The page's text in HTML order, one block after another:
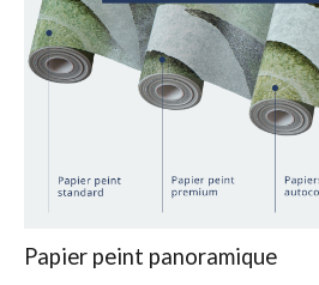
Papier peint panoramique